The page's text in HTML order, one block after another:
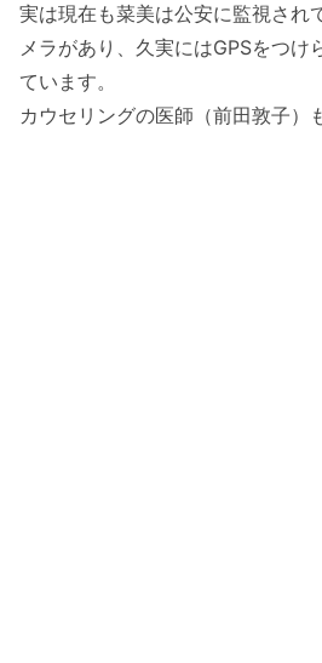
実は現在も菜美は公安に監視され
メラがあり、久実にはGPSをつけ
ています。
カウセリングの医師（前田敦子）